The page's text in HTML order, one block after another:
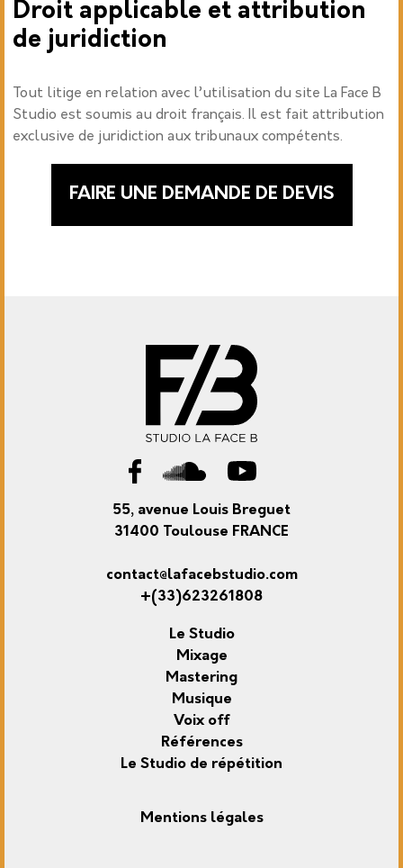
Droit applicable et attribution
de juridiction
Tout litige en relation avec l’utilisation du site La Face B
Studio est soumis au droit français. Il est fait attribution
exclusive de juridiction aux tribunaux compétents.
FAIRE UNE DEMANDE DE DEVIS
55, avenue Louis Breguet
31400 Toulouse FRANCE
contact@lafacebstudio.com
+(33)623261808
Le Studio
Mixage
Mastering
Musique
Voix off
Références
Le Studio de répétition
Mentions légales